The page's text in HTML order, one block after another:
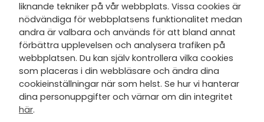
Jag har tagit del av Ekoappens
personuppgifts- och
integritetspolicyoch tar gärna del
av nyheter, hälsotips och exklusiva
erbjudanden via min e-post.
liknande tekniker på vår webbplats. Vissa cookies är
nödvändiga för webbplatsens funktionalitet medan
andra är valbara och används för att bland annat
förbättra upplevelsen och analysera trafiken på
webbplatsen. Du kan själv kontrollera vilka cookies
som placeras i din webbläsare och ändra dina
cookieinställningar när som helst. Se hur vi hanterar
dina personuppgifter och värnar om din integritet
här.